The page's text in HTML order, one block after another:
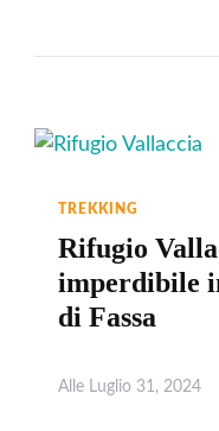
TREKKING
Rifugio
imperdibile
di Fassa
Alle Luglio 31, 2024